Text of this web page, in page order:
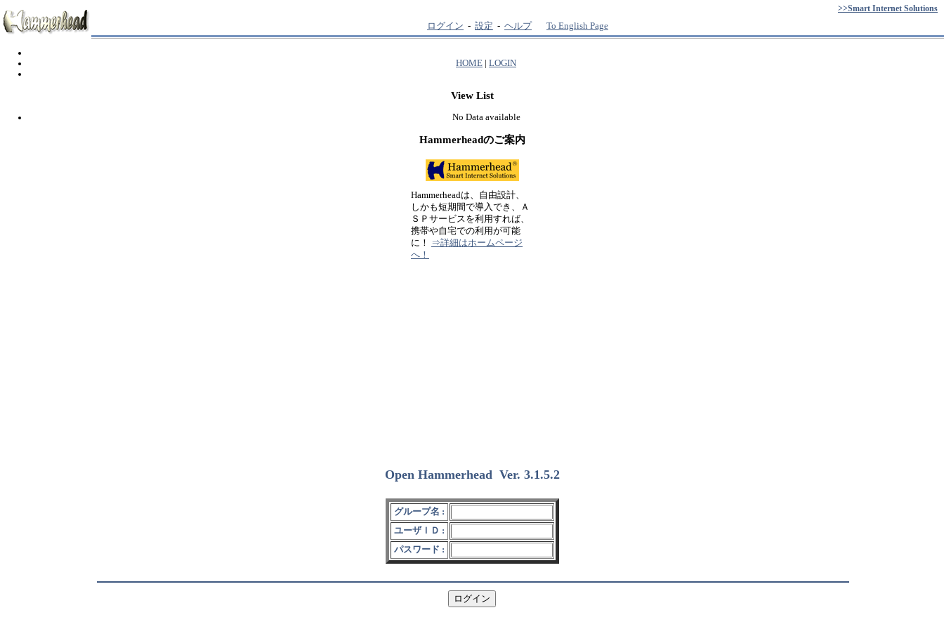
>>Smart Internet Solutions
ログイン - 設定 - ヘルプ To English Page
HOME | LOGIN
View List
No Data available
Hammerheadのご案内
Hammerheadは、自由設計、
しかも短期間で導入でき、Ａ
ＳＰサービスを利用すれば、
携帯や自宅での利用が可能
に！ ⇒詳細はホームページ
へ！
Open Hammerhead Ver. 3.1.5.2
グループ名 :
ユーザＩＤ :
パスワード :